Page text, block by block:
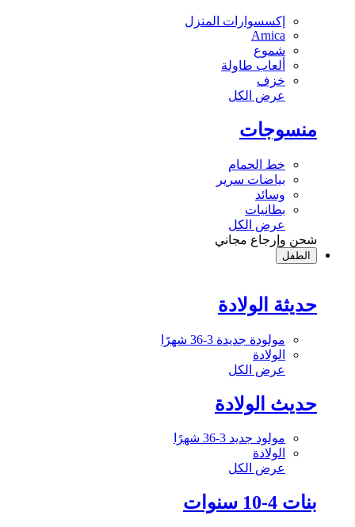
إكسسوارات المنزل
Arnica
شموع
ألعاب طاولة
خزف
عرض الكل
منسوجات
خط الحمام
بياضات سرير
وسائد
بطانيات
عرض الكل
شحن وإرجاع مجاني
الطفل
حديثة الولادة
مولودة جديدة 3-36 شهرًا
الولادة
عرض الكل
حديث الولادة
مولود جديد 3-36 شهرًا
الولادة
عرض الكل
بنات 4-10 سنوات